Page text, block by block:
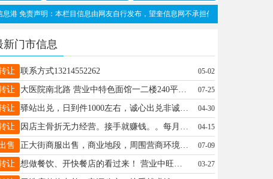
免责声明：本栏目信息由网友自行发布，望奎信息网不承担任何责任！提高警惕
新门市信息
让 联系方式13214552262 05-02
让 大医院南北路 营业中特色面馆一二楼240平烧烤店出兑 特色面馆 包教技术 位置好 敢角 门脸大 外面能摆大排档 接手就营业 一分钱不用添 有意向的老板☎咨询 15145720345 07-25
让 驿站出兑，日到件1000左右，诚心出兑非诚勿扰电话微信同步13204559533 04-30
让 因店主骨折无力经营。接手就赚钱。。每月有稳定收入15000+诚心想干18697055522价格面议 04-15
售 正大街商服出售，商业地段，周围营商环境非常好，交通便利人流量非常大，适合各种经营项目。正大街同源二期小区楼下。一、二楼，总面积 218 平方，价格美丽 电话13845349555 07-09
让 想做餐饮、开快餐店的看过来！ 营业中旺铺诚意转让， 纯一楼、位置好、客流大、老客多、全套设备，无需重新装修，直接开店赚钱，个人原因非店问题，欢迎实地考察15326555526 03-27